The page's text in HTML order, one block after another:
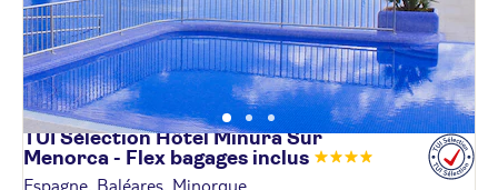
TUI Sélection Hôtel Minura Sur
Menorca - Flex bagages inclus
Espagne, Baléares, Minorque